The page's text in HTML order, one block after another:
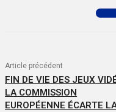
Article précédent
FIN DE VIE DES JEUX
LA COMMISSION
EUROPÉENNE ÉCARTE